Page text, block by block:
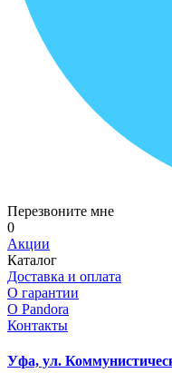
Перезвоните мне
0
Акции
Каталог
Доставка и оплата
О гарантии
О Pandora
Контакты
Уфа, ул.